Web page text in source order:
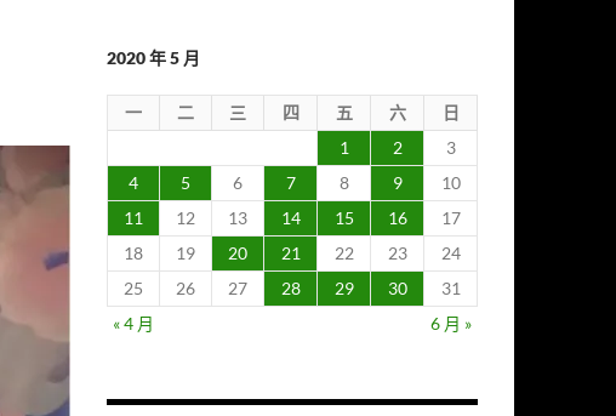
2020 年 5 月
一 二 三 四 五 六
日
1
2
3
4
5 6 7 8 9
10
11
12 13 14 15 16
17
18
19 20 21 22 23
24
25
26 27 28 29 30
31
« 4 月
6 月 »